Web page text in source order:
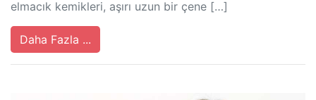
elmacık kemikleri, aşırı uzun bir çene […]
Daha Fazla ...